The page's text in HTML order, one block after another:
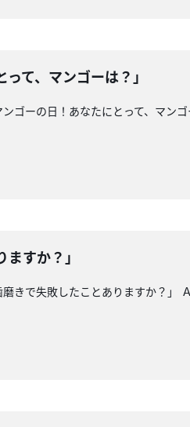
て、マンゴーは？」
ゴーの日！あなたにとって、マ
ますか？」
磨きで失敗したことありますか